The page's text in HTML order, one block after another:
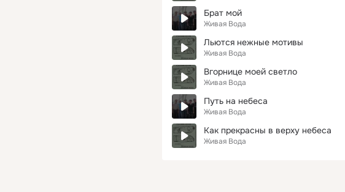
Брат мой
Живая Вода
Льются нежные мотивы
Живая Вода
Вгорнице моей светло
Живая Вода
Путь на небеса
Живая Вода
Как прекрасны в верху небеса
Живая Вода